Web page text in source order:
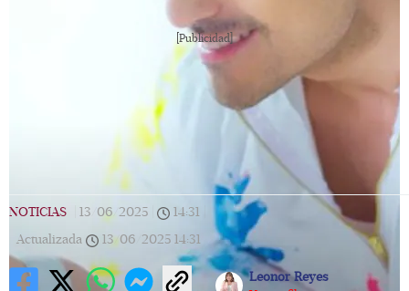
[Publicidad]
NOTICIAS 13/06/2025 14:31
Actualizada
13/06/2025 14:31
Leonor Reyes